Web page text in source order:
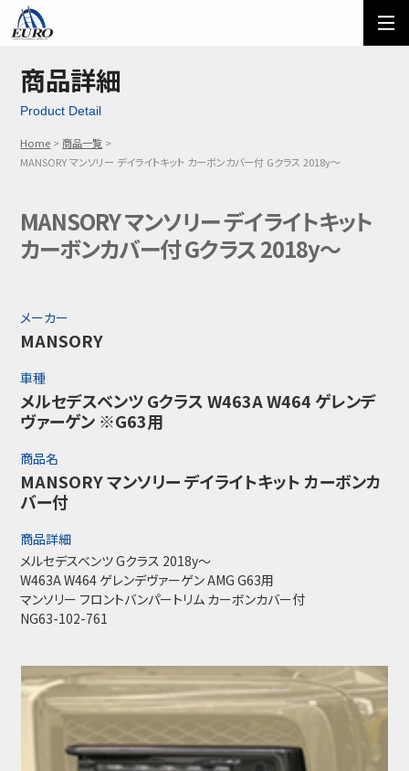
ご利用方法
メール問い合わせ
03-5674-7742
商品詳細
Product Detail
Home
商品一覧
MANSORY マンソリー デイライトキット カーボンカバー付 Gクラス 2018y～
MANSORY マンソリー デイライトキット
カーボンカバー付 Gクラス 2018y～
メーカー
MANSORY
車種
メルセデスベンツ Gクラス W463A W464 ゲレンデ
ヴァーゲン ※G63用
商品名
MANSORY マンソリー デイライトキット カーボンカ
バー付
商品詳細
メルセデスベンツ Gクラス 2018y～
W463A W464 ゲレンデヴァーゲン AMG G63用
マンソリー フロントバンパートリム カーボンカバー付
NG63-102-761